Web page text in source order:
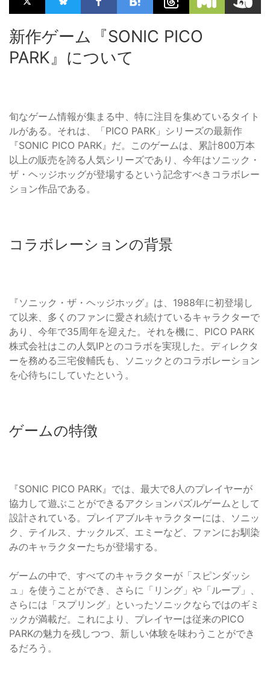
新作ゲーム『SONIC PICO
PARK』について
旬なゲーム情報が集まる中、特に注目を集めているタイト
ルがある。それは、「PICO PARK」シリーズの最新作
『SONIC PICO PARK』だ。このゲームは、累計800万本
以上の販売を誇る人気シリーズであり、今年はソニック・
ザ・ヘッジホッグが登場するという記念すべきコラボレー
ション作品である。
コラボレーションの背景
『ソニック・ザ・ヘッジホッグ』は、1988年に初登場し
て以来、多くのファンに愛され続けているキャラクターで
あり、今年で35周年を迎えた。それを機に、PICO PARK
株式会社はこの人気IPとのコラボを実現した。ディレクタ
ーを務める三宅俊輔氏も、ソニックとのコラボレーション
を心待ちにしていたという。
ゲームの特徴
『SONIC PICO PARK』では、最大で8人のプレイヤーが
協力して遊ぶことができるアクションパズルゲームとして
設計されている。プレイアブルキャラクターには、ソニッ
ク、テイルス、ナックルズ、エミーなど、ファンにお馴染
みのキャラクターたちが登場する。
ゲームの中で、すべてのキャラクターが「スピンダッシ
ュ」を使うことができ、さらに「リング」や「ループ」、
さらには「スプリング」といったソニックならではのギミ
ックが満載だ。これにより、プレイヤーは従来のPICO
PARKの魅力を残しつつ、新しい体験を味わうことができ
るだろう。